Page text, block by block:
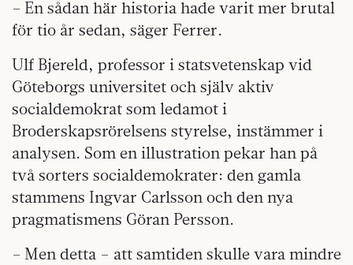
– En sådan här historia hade varit mer brutal
för tio år sedan, säger Ferrer.
Ulf Bjereld, professor i statsvetenskap vid
Göteborgs universitet och själv aktiv
socialdemokrat som ledamot i
Broderskapsrörelsens styrelse, instämmer i
analysen. Som en illustration pekar han på
två sorters socialdemokrater: den gamla
stammens Ingvar Carlsson och den nya
pragmatismens Göran Persson.
– Men detta – att samtiden skulle vara mindre